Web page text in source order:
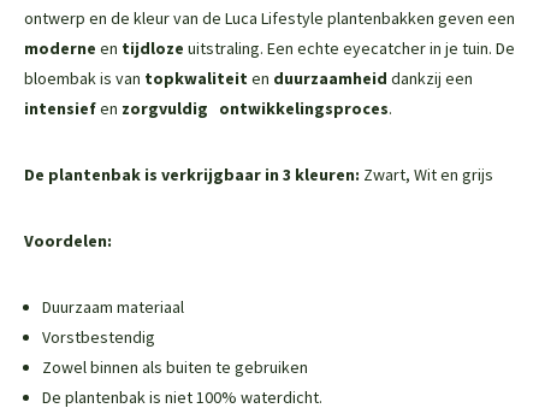
ontwerp en de kleur van de Luca Lifestyle plantenbakken geven een
moderne en tijdloze uitstraling. Een echte eyecatcher in je tuin. De
bloembak is van topkwaliteit en duurzaamheid dankzij een
intensiefen zorgvuldig ontwikkelingsproces.
De plantenbak is verkrijgbaar in 3 kleuren: Zwart, Wit en grijs
Voordelen:
Duurzaam materiaal
Vorstbestendig
Zowel binnen als buiten te gebruiken
De plantenbak is niet 100% waterdicht.